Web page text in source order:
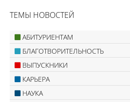
ТЕМЫ НОВОСТЕЙ
АБИТУРИЕНТАМ
БЛАГОТВОРИТЕЛЬНОСТЬ
ВЫПУСКНИКИ
КАРЬЕРА
НАУКА